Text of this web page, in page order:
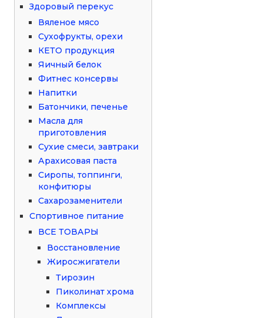
Здоровый перекус
Вяленое мясо
Сухофрукты, орехи
КЕТО продукция
Яичный белок
Фитнес консервы
Напитки
Батончики, печенье
Масла для
приготовления
Сухие смеси, завтраки
Арахисовая паста
Сиропы, топпинги,
конфитюры
Сахарозаменители
Спортивное питание
ВСЕ ТОВАРЫ
Восстановление
Жиросжигатели
Тирозин
Пиколинат хрома
Комплексы